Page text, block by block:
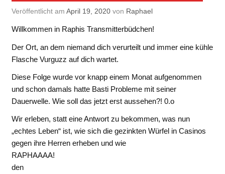
Veröffentlicht am April 19, 2020von Raphael
Willkommen in Raphis Transmitterbüdchen!
Der Ort, an dem niemand dich verurteilt und immer eine kühle
Flasche Vurguzz auf dich wartet.
Diese Folge wurde vor knapp einem Monat aufgenommen
und schon damals hatte Basti Probleme mit seiner
Dauerwelle. Wie soll das jetzt erst aussehen?! 0.o
Wir erleben, statt eine Antwort zu bekommen, was nun
„echtes Leben“ ist, wie sich die gezinkten Würfel in Casinos
gegen ihre Herren erheben und wie
RAPHAAAA!
den